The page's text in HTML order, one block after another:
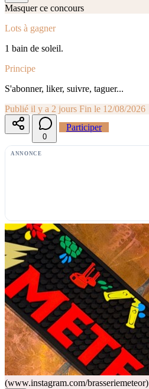
Masquer ce concours
Lots à gagner
1 bain de soleil.
Principe
S'abonner, liker, suivre, taguer...
Publié il y a 2 jours Fin le 12/08/2026
0
Participer
ANNONCE
(www.instagram.com/brasseriemeteor)